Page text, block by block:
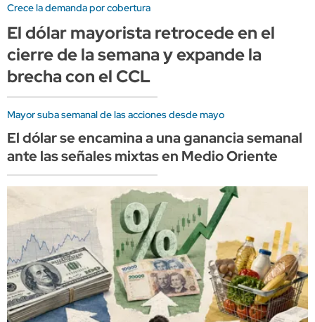
Crece la demanda por cobertura
El dólar mayorista retrocede en el
cierre de la semana y expande la
brecha con el CCL
Mayor suba semanal de las acciones desde mayo
El dólar se encamina a una ganancia semanal
ante las señales mixtas en Medio Oriente